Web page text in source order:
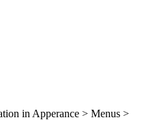
in Apperance > Menus >